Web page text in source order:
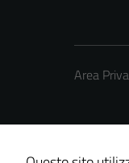
Area